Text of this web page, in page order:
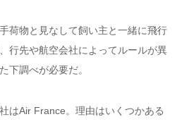
荷物と見なして飼い主と一緒に飛行
行先や航空会社によってルールが異
下調べが必要だ。
はAir France。理由はいくつかある